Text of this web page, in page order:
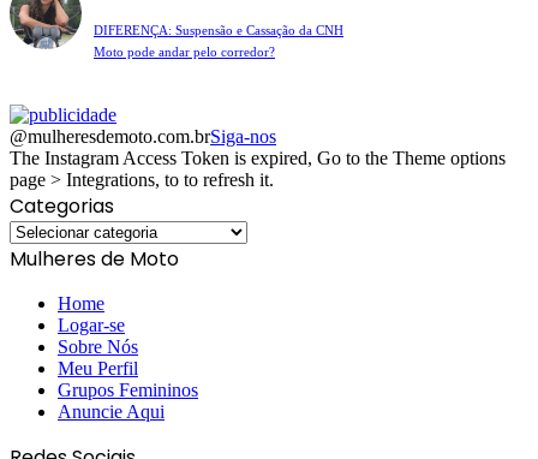
DIFERENÇA: Suspensão e Cassação da CNH
Moto pode andar pelo corredor?
@mulheresdemoto.com.brSiga-nos
The Instagram Access Token is expired, Go to the Theme options
page > Integrations, to to refresh it.
Categorias
Categorias
Mulheres de Moto
Home
Logar-se
Sobre Nós
Meu Perfil
Grupos Femininos
Anuncie Aqui